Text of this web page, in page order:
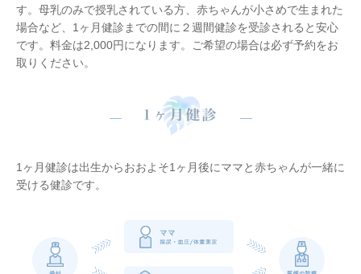
す。母乳のみで授乳されている方、赤ちゃんが小さめで生まれた
場合など、1ヶ月健診までの間に２週間健診を受診されると安心
です。料金は2,000円になります。ご希望の場合は必ず予約をお
取りください。
1ヶ月健診は出生からおおよそ1ヶ月後にママと赤ちゃんが一緒に
受ける健診です。